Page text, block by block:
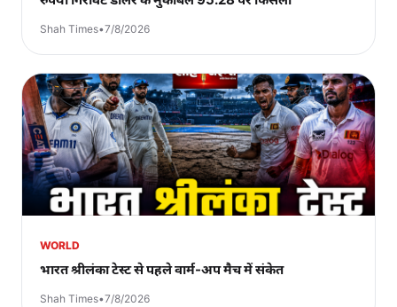
Shah Times•7/8/2026
WORLD
भारत श्रीलंका टेस्ट से पहले वार्म-अप मैच में संकेत
Shah Times•7/8/2026